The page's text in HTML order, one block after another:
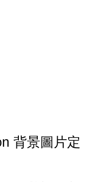
背景圖片定